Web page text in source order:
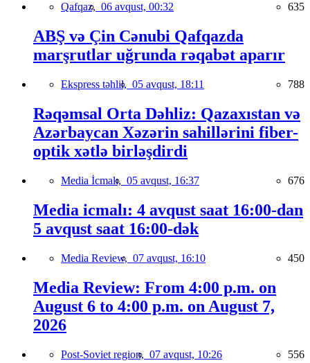
Qafqaz, 06 avqust, 00:32 635
ABŞ və Çin Cənubi Qafqazda
marşrutlar uğrunda rəqabət aparır
Ekspress təhlil, 05 avqust, 18:11 788
Rəqəmsal Orta Dəhliz: Qazaxıstan və
Azərbaycan Xəzərin sahillərini fiber-
optik xətlə birləşdirdi
Media İcmalı, 05 avqust, 16:37 676
Media icmalı: 4 avqust saat 16:00-dan
5 avqust saat 16:00-dək
Media Review, 07 avqust, 16:10 450
Media Review: From 4:00 p.m. on
August 6 to 4:00 p.m. on August 7,
2026
Post-Soviet region, 07 avqust, 10:26 556